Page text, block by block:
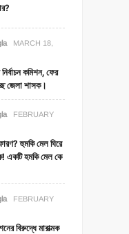
MARCH 18,
কমিশন, ফের
জেলা শাসক।
FEBRUARY
হুমকি মেল ঘিরে
হমকি মেল কে
FEBRUARY
বিরুদ্ধে মারাত্মক